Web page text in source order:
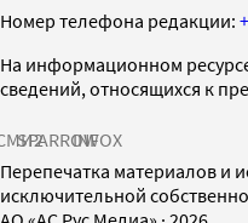
Номер телефона редакции:
На информационном
сведений, относящихся к
SPARROWINFOX
Перепечатка материалов и
исключительной